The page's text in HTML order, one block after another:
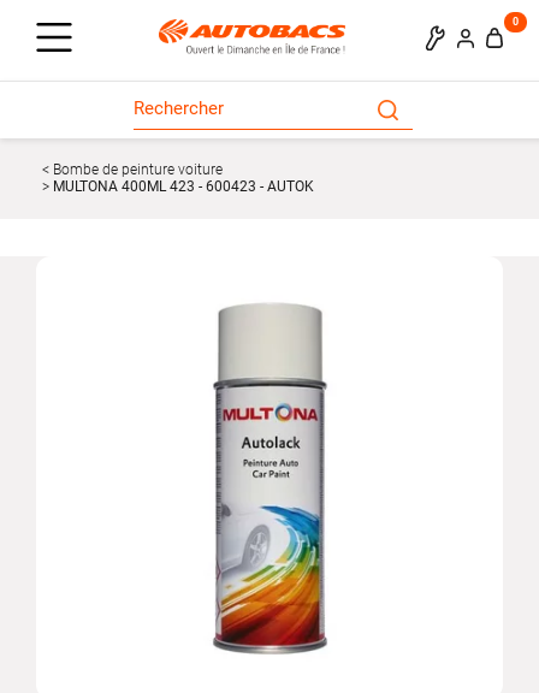
0
Bombe de peinture voiture
MULTONA 400ML 423 - 600423 - AUTOK